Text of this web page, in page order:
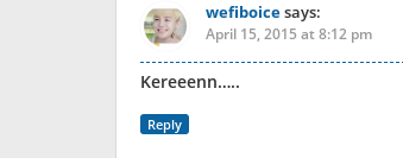
wefiboicesays:
April 15, 2015 at 8:12 pm
Kereeenn…..
Reply